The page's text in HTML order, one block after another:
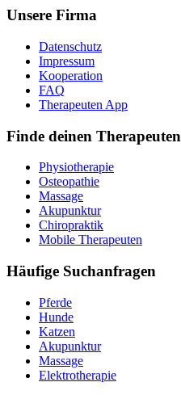
Unsere Firma
Datenschutz
Impressum
Kooperation
FAQ
Therapeuten App
Finde deinen Therapeuten
Physiotherapie
Osteopathie
Massage
Akupunktur
Chiropraktik
Mobile Therapeuten
Häufige Suchanfragen
Pferde
Hunde
Katzen
Akupunktur
Massage
Elektrotherapie